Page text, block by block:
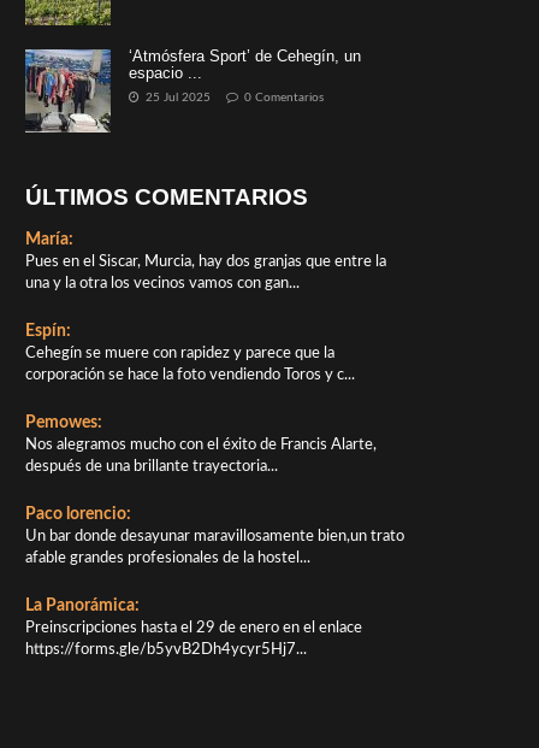
‘Atmósfera Sport’ de Cehegín, un
espacio ...
25 Jul 2025 0 Comentarios
ÚLTIMOS COMENTARIOS
María:
Pues en el Siscar, Murcia, hay dos granjas que entre la
una y la otra los vecinos vamos con gan...
Espín:
Cehegín se muere con rapidez y parece que la
corporación se hace la foto vendiendo Toros y c...
Pemowes:
Nos alegramos mucho con el éxito de Francis Alarte,
después de una brillante trayectoria...
Paco lorencio:
Un bar donde desayunar maravillosamente bien,un trato
afable grandes profesionales de la hostel...
La Panorámica:
Preinscripciones hasta el 29 de enero en el enlace
https://forms.gle/b5yvB2Dh4ycyr5Hj7...